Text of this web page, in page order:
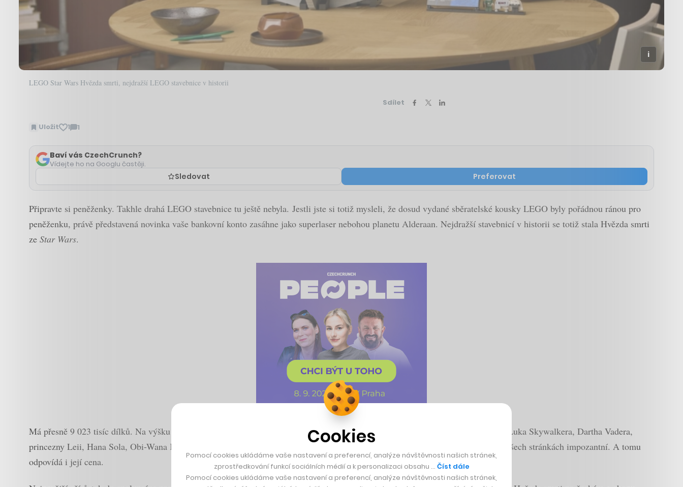
LEGO Star Wars Hvězda smrti, nejdražší LEGO stavebnice v historii
Sdílet
Uložit 1 1
Zobrazit
Baví vás CzechCrunch?
Vídejte ho na Googlu častěji.
Sledovat Preferovat
Připravte si peněženky. Takhle drahá LEGO stavebnice tu ještě nebyla. Jestli jste si totiž mysleli, že dosud vydané sběratelské kousky LEGO byly pořádnou ránou pro
peněženku, právě představená novinka vaše bankovní konto zasáhne jako superlaser nebohou planetu Alderaan. Nejdražší stavebnicí v historii se totiž stala Hvězda smrti
ze Star Wars.
Má přesně 9 023 tisíc dílků. Na výšku měří sedmdesát centimetrů. Na šířku ještě o devět víc. Obsahuje osmatřicet figurek včetně Luka Skywalkera, Dartha Vadera,
princezny Leii, Hana Sola, Obi-Wana Kenobiho či císaře Palpatina. Nová LEGO Star Wars stavebnice Hvězda smrti je prostě po všech stránkách impozantní. A tomu
odpovídá i její cena.
Cookies
Pomocí cookies ukládáme vaše nastavení a preferencí, analýze návštěvnosti našich stránek,
zprostředkování funkcí sociálních médií a k personalizaci obsahu … Číst dále
Pomocí cookies ukládáme vaše nastavení a preferencí, analýze návštěvnosti našich stránek,